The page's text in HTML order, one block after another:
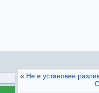
« Не е установен